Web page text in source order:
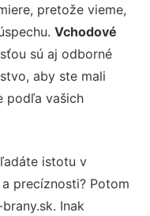
pretože vieme,
Vchodové
sú aj odborné
aby ste mali
podľa vašich
istotu v
precíznosti? Potom
Inak